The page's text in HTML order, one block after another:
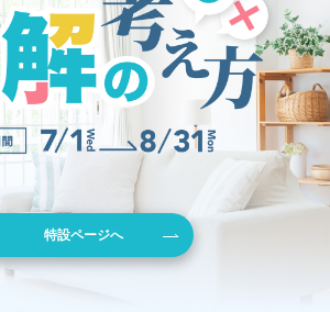
特設ページへ